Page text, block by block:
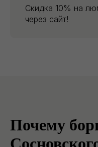
Скидка 10% на
через сайт!
Почему